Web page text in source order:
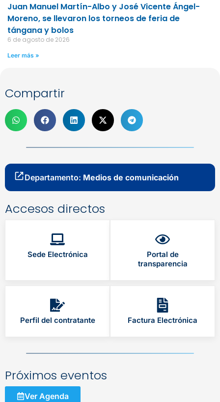
Juan Manuel Martín-Albo y José Vicente Ángel-
Moreno, se llevaron los torneos de feria de
tángana y bolos
6 de agosto de 2026
Leer más »
Compartir
Departamento: Medios de comunicación
Accesos directos
Sede Electrónica
Portal de
transparencia
Perfil del contratante Factura Electrónica
Próximos eventos
Ver Agenda